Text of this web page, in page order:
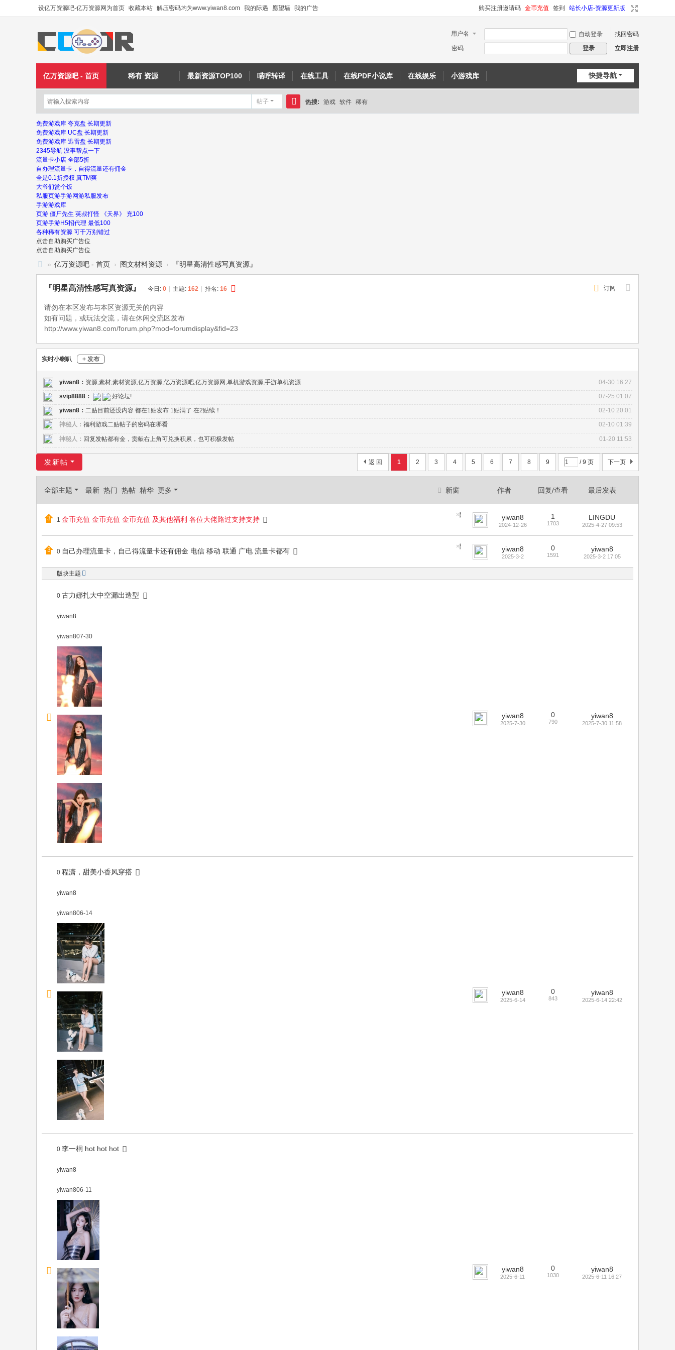
设亿万资源吧-亿万资源网为首页 收藏本站 解压密码均为www.yiwan8.com 我的际遇 愿望墙 我的广告 购买注册邀请码 金币充值 签到 站长小店-资源更新版
用户名 自动登录
找回密码
密码
登录 立即注册
快捷导航
亿万资源吧 - 首页 稀有 资源 最新资源TOP100 喵呼转译 在线工具 在线PDF小说库 在线娱乐 小游戏库
帖子
搜
热搜: 游戏 软件 稀有
免费游戏库 夸克盘 长期更新
免费游戏库 UC盘 长期更新
免费游戏库 迅雷盘 长期更新
2345导航 没事帮点一下
流量卡小店 全部5折
自办理流量卡，自得流量还有佣金
全是0.1折授权 真TM爽
大爷们赏个饭
私服页游手游网游私服发布
手游游戏库
页游 僵尸先生 英叔打怪 《天界》 充100
页游手游H5招代理 最低100
各种稀有资源 可千万别错过
点击自助购买广告位
点击自助购买广告位
-
万
yi
w
» 亿万资源吧 - 首页 › 图文材料资源 › 『明星高清性感写真资源』
订阅
『明星高清性感写真资源』 今日: 0 主题: 162 排名: 16
请勿在本区发布与本区资源无关的内容
如有问题，或玩法交流，请在休闲交流区发布
http://www.yiwan8.com/forum.php?mod=forumdisplay&fid=23
实时小喇叭 + 发布
yiwan8 ： 资源,素材,素材资源,亿万资源,亿万资源吧,亿万资源网,单机游戏资源,手游单机资源
04-30 16:27
svip8888 ： 好论坛!
07-25 01:07
yiwan8 ： 二贴目前还没内容 都在1贴发布 1贴满了 在2贴续！
02-10 20:01
神秘人： 福利游戏二贴帖子的密码在哪看 02-10 01:39
神秘人： 回复发帖都有金，贡献右上角可兑换积累，也可积极发帖 01-20 11:53
1 2 3 4 5 6 7 8 9 / 9 页 下一页
返 回
发新帖
新窗
全部主题 最新 热门 热帖 精华 更多 作者 回复/查看 最后发表
隐藏置顶帖
1 金币充值 金币充值 金币充值 及其他福利 各位大佬路过支持支持 yiwan8
2024-12-26
1
1703
LINGDU
2025-4-27 09:53
隐藏置顶帖
0 自己办理流量卡，自己得流量卡还有佣金 电信 移动 联通 广电 流量卡都有
yiwan8
yiwan8
2025-3-2
0
1591
yiwan8
2025-3-2 17:05
版块主题
0 古力娜扎大中空漏出造型 ​
yiwan8
yiwan807-30
yiwan8
2025-7-30
0
790
yiwan8
2025-7-30 11:58
0 程潇，甜美小香风穿搭
yiwan8
yiwan806-14
yiwan8
2025-6-14
0
843
yiwan8
2025-6-14 22:42
0 李一桐 hot hot hot
yiwan8
yiwan806-11
yiwan8
2025-6-11
0
1030
yiwan8
2025-6-11 16:27